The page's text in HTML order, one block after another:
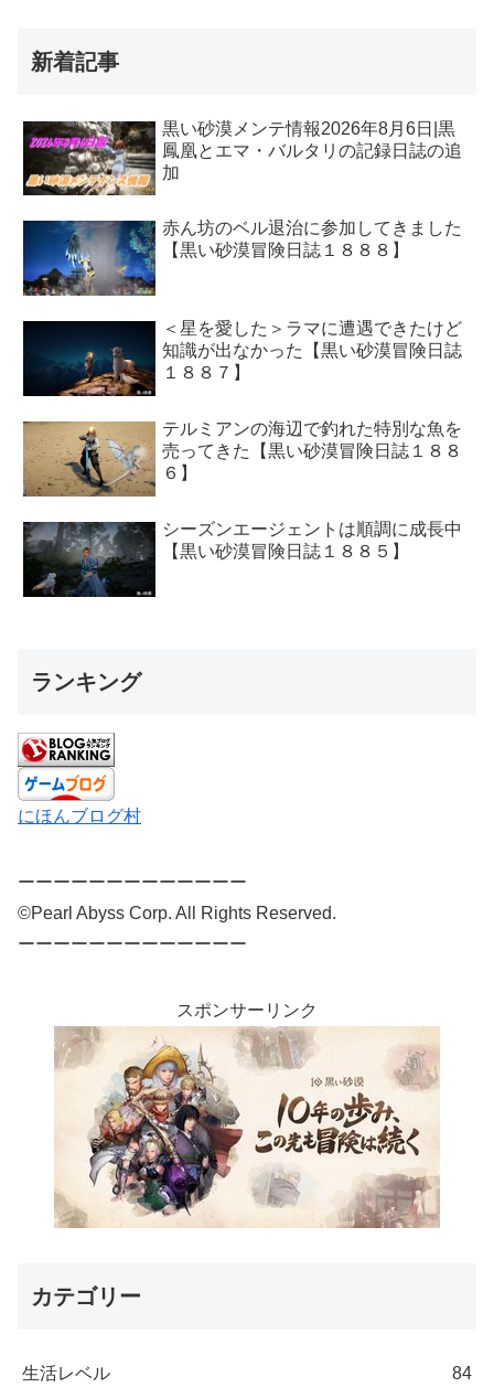
新着記事
黒い砂漠メンテ情報2026年8月6日|黒
鳳凰とエマ・バルタリの記録日誌の追
加
赤ん坊のベル退治に参加してきました
【黒い砂漠冒険日誌１８８８】
＜星を愛した＞ラマに遭遇できたけど
知識が出なかった【黒い砂漠冒険日誌
１８８７】
テルミアンの海辺で釣れた特別な魚を
売ってきた【黒い砂漠冒険日誌１８８
６】
シーズンエージェントは順調に成長中
【黒い砂漠冒険日誌１８８５】
ランキング
にほんブログ村
ーーーーーーーーーーーーー
©Pearl Abyss Corp. All Rights Reserved.
ーーーーーーーーーーーーー
スポンサーリンク
カテゴリー
生活レベル 84